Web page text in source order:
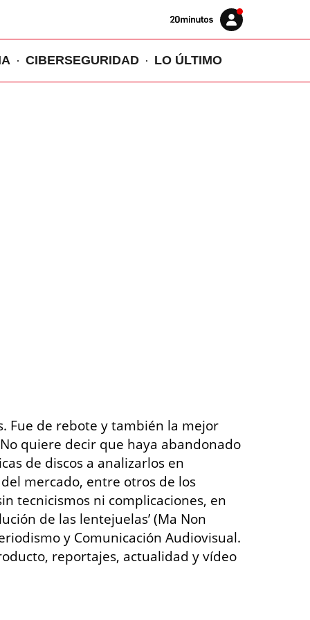
Volver
Iniciar
sesión
CIBERSEGURIDAD LO ÚLTIMO
Fue de rebote y también la mejor
quiere decir que haya abandonado
de discos a analizarlos en
mercado, entre otros de los
tecnicismos ni complicaciones, en
de las lentejuelas’ (Ma Non
y Comunicación Audiovisual.
reportajes, actualidad y vídeo